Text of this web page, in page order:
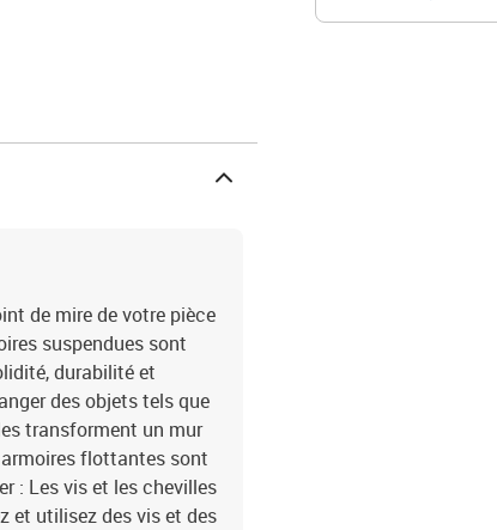
de mire de votre pièce
suspendues sont
durabilité et
des objets tels que
transforment un mur
flottantes sont
: Les vis et les chevilles
et utilisez des vis et des